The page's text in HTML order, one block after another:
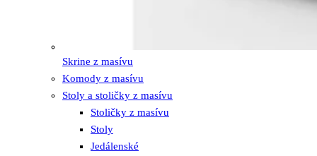
Skrine z masívu
Komody z masívu
Stoly a stoličky z masívu
Stoličky z masívu
Stoly
Jedálenské